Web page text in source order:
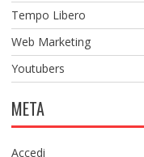
Tempo Libero
Web Marketing
Youtubers
META
Accedi